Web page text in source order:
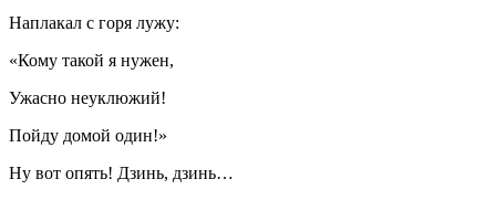
Наплакал с горя лужу:
«Кому такой я нужен,
Ужасно неуклюжий!
Пойду домой один!»
Ну вот опять! Дзинь, дзинь…